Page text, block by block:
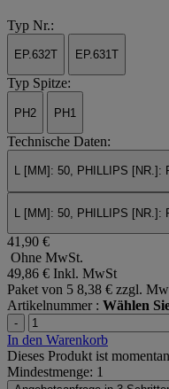
Typ Nr.:
EP.632T EP.631T
Typ Spitze:
PH2 PH1
Technische Daten:
L [MM]: 50, PHILLIPS [NR.]:
L [MM]: 50, PHILLIPS [NR.]:
41,90 €
Ohne MwSt.
49,86 € Inkl. MwSt
Paket von 5 8,38 € zzgl.
Artikelnummer : Wählen
-
In den Warenkorb
Dieses Produkt ist
Mindestmenge: 1